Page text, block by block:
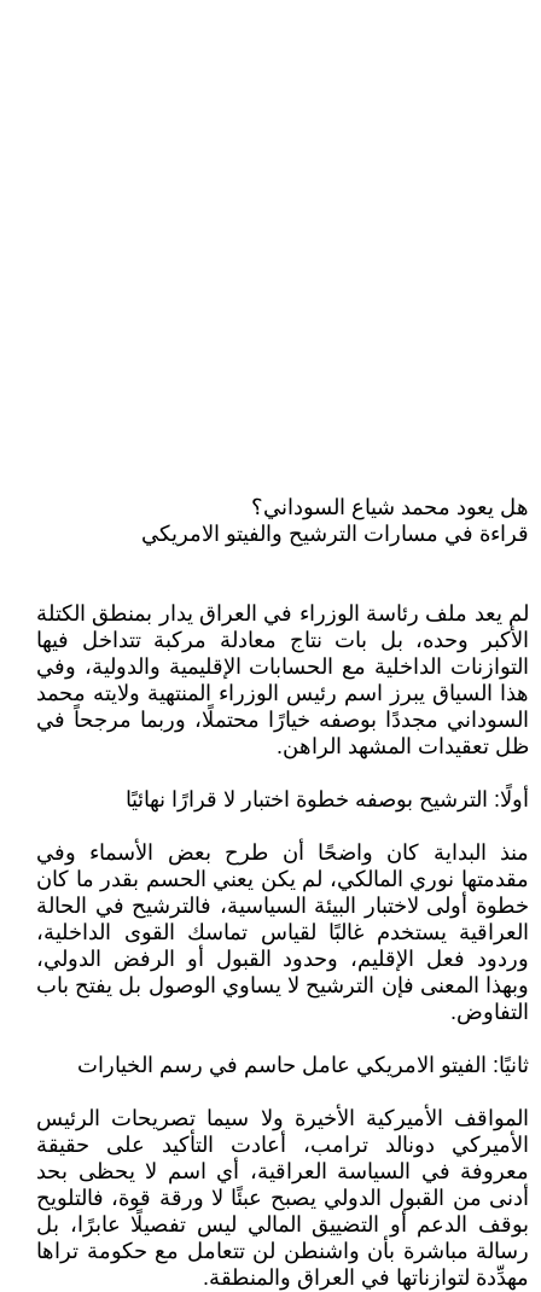
هل يعود محمد شياع السوداني؟
قراءة في مسارات الترشيح والفيتو الامريكي
لم يعد ملف رئاسة الوزراء في العراق يدار بمنطق الكتلة
الأكبر وحده، بل بات نتاج معادلة مركبة تتداخل فيها
التوازنات الداخلية مع الحسابات الإقليمية والدولية، وفي
هذا السياق يبرز اسم رئيس الوزراء المنتهية ولايته محمد
السوداني مجددًا بوصفه خيارًا محتملًا، وربما مرجحاً في
ظل تعقيدات المشهد الراهن.
أولًا: الترشيح بوصفه خطوة اختبار لا قرارًا نهائيًا
منذ البداية كان واضحًا أن طرح بعض الأسماء وفي
مقدمتها نوري المالكي، لم يكن يعني الحسم بقدر ما كان
خطوة أولى لاختبار البيئة السياسية، فالترشيح في الحالة
العراقية يستخدم غالبًا لقياس تماسك القوى الداخلية،
وردود فعل الإقليم، وحدود القبول أو الرفض الدولي،
وبهذا المعنى فإن الترشيح لا يساوي الوصول بل يفتح باب
التفاوض.
ثانيًا: الفيتو الامريكي عامل حاسم في رسم الخيارات
المواقف الأميركية الأخيرة ولا سيما تصريحات الرئيس
الأميركي دونالد ترامب، أعادت التأكيد على حقيقة
معروفة في السياسة العراقية، أي اسم لا يحظى بحد
أدنى من القبول الدولي يصبح عبئًا لا ورقة قوة، فالتلويح
بوقف الدعم أو التضييق المالي ليس تفصيلًا عابرًا، بل
رسالة مباشرة بأن واشنطن لن تتعامل مع حكومة تراها
مهدِّدة لتوازناتها في العراق والمنطقة.